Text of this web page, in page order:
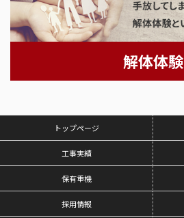
解体体験
トップページ
工事実績
保有重機
採用情報